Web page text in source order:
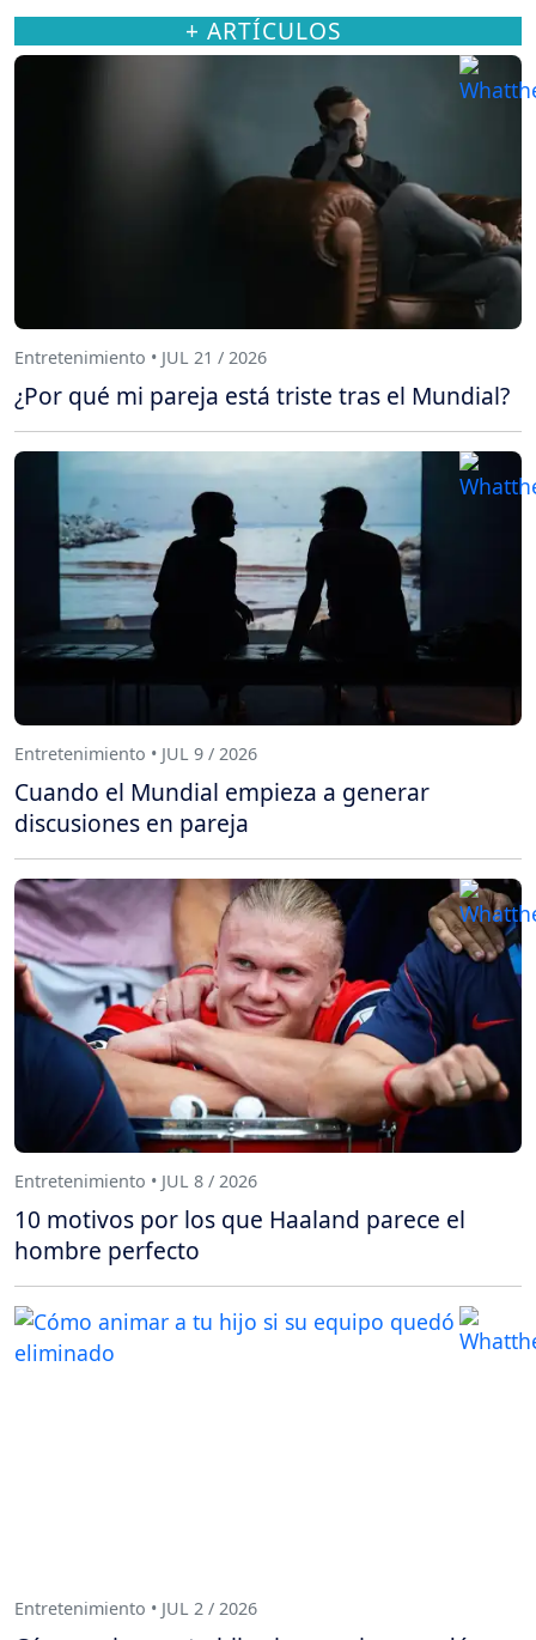
+ ARTÍCULOS
Entretenimiento • JUL 21 / 2026
¿Por qué mi pareja está triste tras el Mundial?
Entretenimiento • JUL 9 / 2026
Cuando el Mundial empieza a generar
discusiones en pareja
Entretenimiento • JUL 8 / 2026
10 motivos por los que Haaland parece el
hombre perfecto
Entretenimiento • JUL 2 / 2026